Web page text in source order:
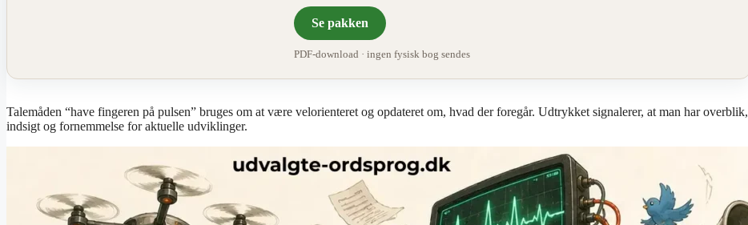
Se pakken
PDF-download · ingen fysisk bog sendes
Talemåden “have fingeren på pulsen” bruges om at være velorienteret og opdateret om, hvad der foregår. Udtrykket signalerer, at man har overblik,
indsigt og fornemmelse for aktuelle udviklinger.